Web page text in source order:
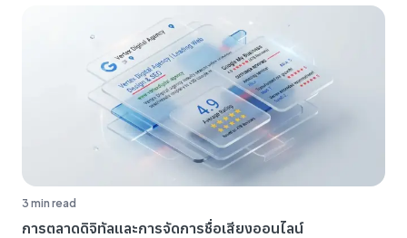
3 min read
การตลาดดิจิทัลและการจัดการชื่อเสียงออนไลน์